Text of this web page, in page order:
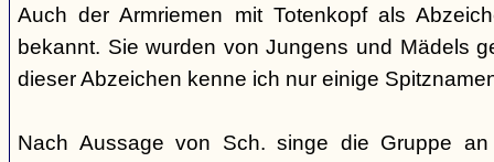
Auch der Armriemen mit Totenkopf als
bekannt. Sie wurden von Jungens und Mädels
dieser Abzeichen kenne ich nur einige
Nach Aussage von Sch. singe die Gruppe an